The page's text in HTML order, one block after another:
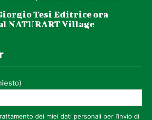
Tesi Editrice ora
NATURART Village
dei miei dati personali per l’invio di